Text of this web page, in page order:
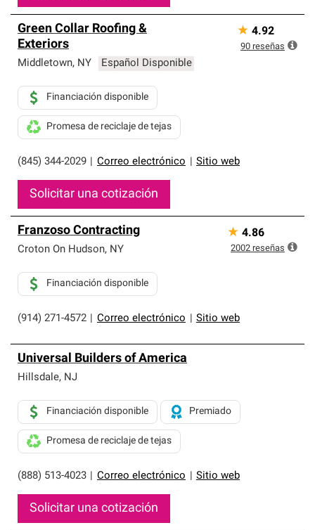
Green Collar Roofing &
Exteriors
Middletown, NY Español Disponible
(845) 344-2029 Correo electrónico Sitio web
Financiación disponible
Promesa de reciclaje de tejas
Solicitar una cotización
★ 4.92
90 reseñas
Franzoso Contracting
Croton On Hudson, NY
(914) 271-4572 Correo electrónico Sitio web
Financiación disponible
★ 4.86
2002 reseñas
Universal Builders of America
Hillsdale, NJ
(888) 513-4023 Correo electrónico Sitio web
Financiación disponible Premiado
Promesa de reciclaje de tejas
Solicitar una cotización